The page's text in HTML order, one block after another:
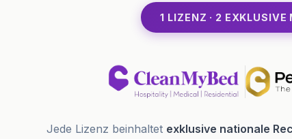
1 LIZENZ · 2 EXKLUSIVE
Jede Lizenz beinhaltet exklusive nationale